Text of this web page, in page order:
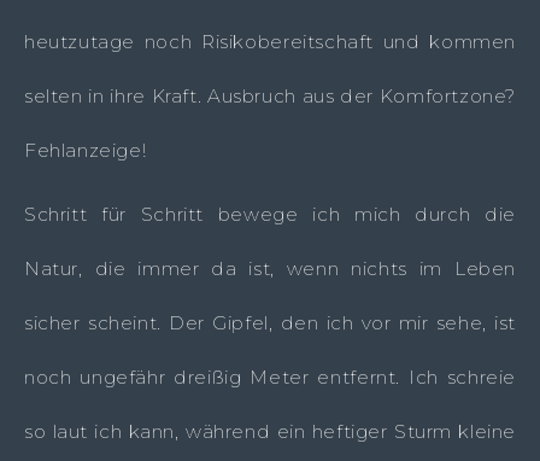
heutzutage noch Risikobereitschaft und kommen
selten in ihre Kraft. Ausbruch aus der Komfortzone?
Fehlanzeige!
Schritt für Schritt bewege ich mich durch die
Natur, die immer da ist, wenn nichts im Leben
sicher scheint. Der Gipfel, den ich vor mir sehe, ist
noch ungefähr dreißig Meter entfernt. Ich schreie
so laut ich kann, während ein heftiger Sturm kleine